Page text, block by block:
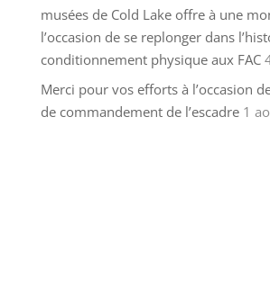
musées de Cold Lake offre à une
l’occasion de se replonger dans
conditionnement physique aux FAC
Merci pour vos efforts à l’occasion
de commandement de l’escadre 1